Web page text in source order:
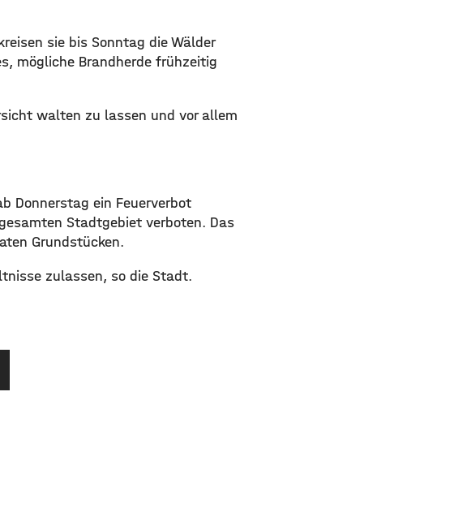
sie bis Sonntag die Wälder
mögliche Brandherde frühzeitig
walten zu lassen und vor allem
Donnerstag ein Feuerverbot
Stadtgebiet verboten. Das
Grundstücken.
zulassen, so die Stadt.